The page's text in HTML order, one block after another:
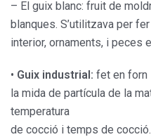
– El guix blanc: fruit de
blanques. S’utilitzava per
interior, ornaments, i peces
• Guix industrial: fet en forn
la mida de partícula de la
temperatura
de cocció i temps de cocció.